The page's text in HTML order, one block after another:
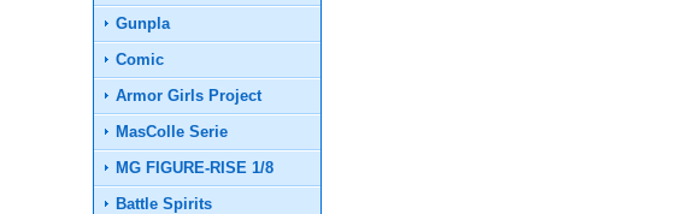
Gunpla
Comic
Armor Girls Project
MasColle Serie
MG FIGURE-RISE 1/8
Battle Spirits